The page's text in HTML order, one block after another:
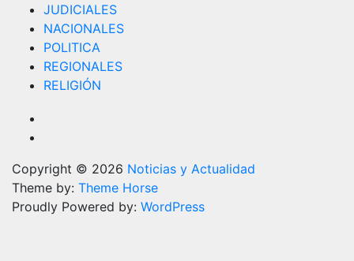
JUDICIALES
NACIONALES
POLITICA
REGIONALES
RELIGIÓN
Copyright © 2026 Noticias y Actualidad
Theme by: Theme Horse
Proudly Powered by: WordPress